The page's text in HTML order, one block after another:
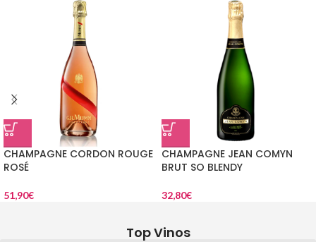
CHAMPAGNE CORDON ROUGE
ROSÉ
51,90€
CHAMPAGNE JEAN COMYN
BRUT SO BLENDY
32,80€
Top Vinos